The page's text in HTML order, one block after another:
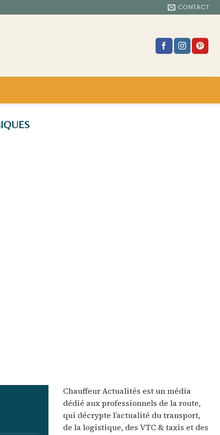
CONTACT
Chauffeur Actualités est un média
dédié aux professionnels de la route,
qui décrypte l’actualité du transport,
de la logistique, des VTC & taxis et des